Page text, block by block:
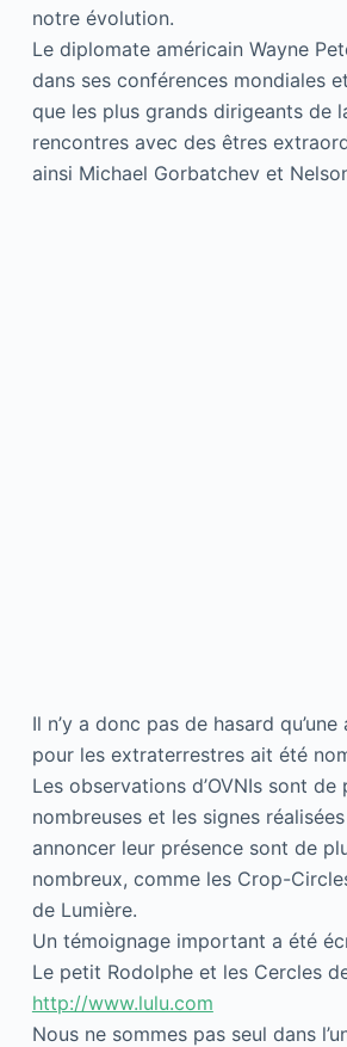
notre évolution.
Le diplomate américain Wayne
dans ses conférences mondiales
que les plus grands dirigeants de
rencontres avec des êtres
ainsi Michael Gorbatchev et
Il n’y a donc pas de hasard
pour les extraterrestres ait été
Les observations d’OVNIs sont de
nombreuses et les signes
annoncer leur présence sont de
nombreux, comme les Crop-
de Lumière.
Un témoignage important a été
Le petit Rodolphe et les Cercles
http://www.lulu.com
Nous ne sommes pas seul dans